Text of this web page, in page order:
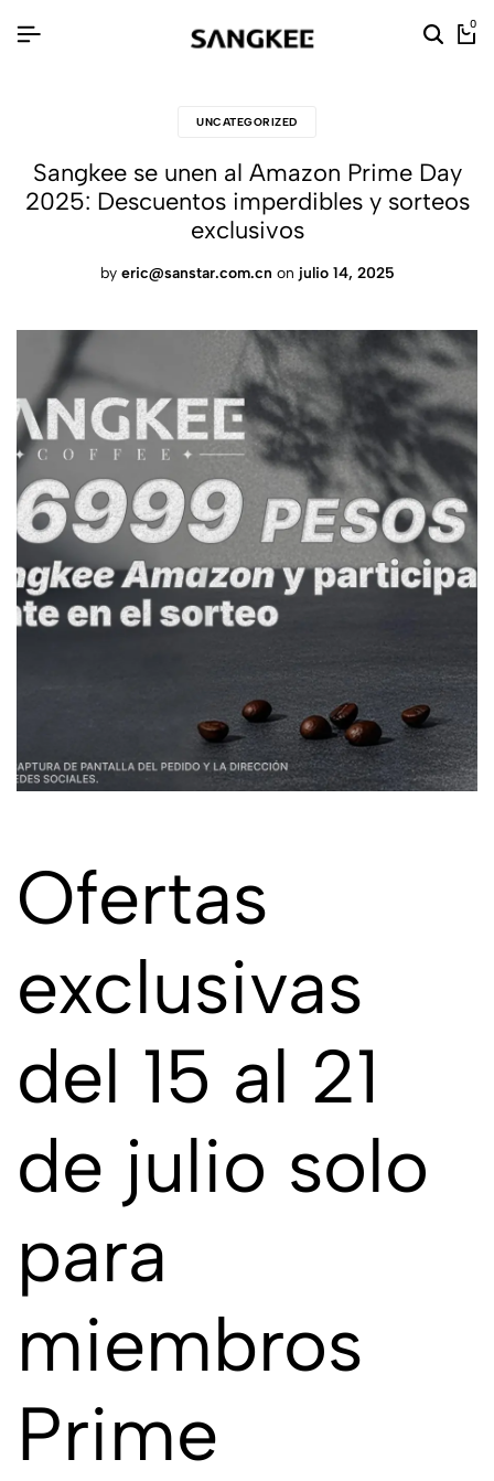
0
UNCATEGORIZED
Sangkee se unen al Amazon Prime Day
2025: Descuentos imperdibles y sorteos
exclusivos
by eric@sanstar.com.cn on julio 14, 2025
Ofertas
exclusivas
del 15 al 21
de julio solo
para
miembros
Prime